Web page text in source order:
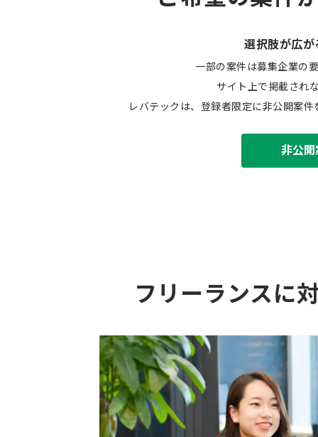
選択肢が広が
一部の案件は募集企業の
サイト上で掲載され
レバテックは、登録者限定に非公開案
非公
フリーランスに